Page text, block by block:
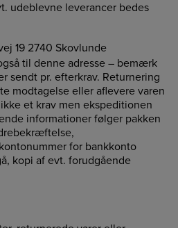
udeblevne leverancer bedes
19 2740 Skovlunde
til denne adresse – bemærk
sendt pr. efterkrav. Returnering
modtagelse eller aflevere varen
et krav men ekspeditionen
informationer følger pakken
for bankkonto
kopi af evt. forudgående